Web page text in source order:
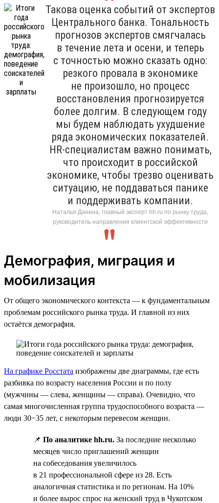
Такова оценка событий от экспертов
Центрального банка. Тональность
прогнозов экспертов смягчалась
в течение лета и осени, и теперь
с точностью можно сказать одно:
резкого провала в экономике
не произошло, но процесс
восстановления прогнозируется
более долгим. В следующем году
мы будем наблюдать ухудшение
ряда экономических показателей.
HR-специалистам важно понимать,
что происходит в российской
экономике, чтобы трезво оценивать
ситуацию, не поддаваться панике
и поддерживать компании.
Наталья Данина, главный эксперт hh.ru по рынку труда,
руководитель направления клиентской эффективности
Демография, миграция и
мобилизация
От общего экономического контекста — к фундаментальным
проблемам российского рынка труда. И главной из них
остаётся демография.
На графике Росстата изображены две диаграммы, где есть
разбивка по возрасту населения России и по полу
(мужчины — слева, женщины — справа). Очевидно, что
самая многочисленная группа трудоспособного возраста —
люди 30−35 лет, с некоторым перевесом женщин.
📌 По аналитике hh.ru. За последние несколько
месяцев число приглашений женщин
на собеседования увеличилось
в 21 профессиональной сфере из 28. Есть
аналогичная статистика и по регионам. На 10%
и более вырос спрос на женский труд в Чукотском